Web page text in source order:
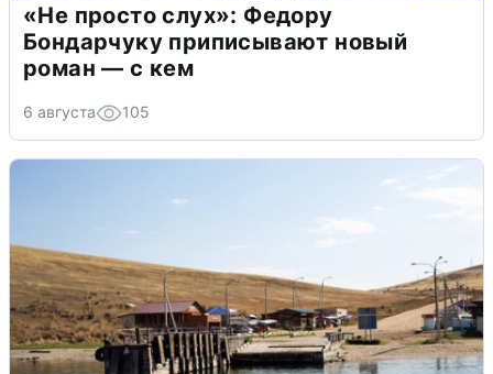
«Не просто слух»: Федору
Бондарчуку приписывают новый
роман — с кем
6 августа 105